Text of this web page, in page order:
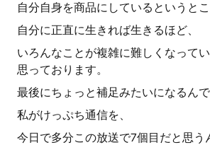
自分自身を商品にしているというとこ
自分に正直に生きれば生きるほど、
いろんなことが複雑に難しくなって
思っております。
最後にちょっと補足みたいになるんで
私がけっぷち通信を、
今日で多分この放送で7個目だと思う